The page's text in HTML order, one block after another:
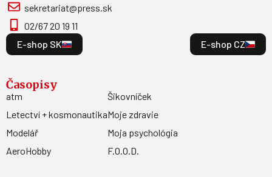
sekretariat@press.sk
02/67 20 19 11
E-shop SK
E-shop CZ
Časopisy
atm
Letectví + kosmonautika
Modelář
AeroHobby
Šikovníček
Moje zdravie
Moja psychológia
F.O.O.D.